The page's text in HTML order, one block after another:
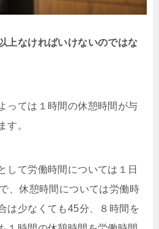
上なければいけないのではな
っては１時間の休憩時間が与
す。
して労働時間については１⽇
、休憩時間については労働時
は少なくても45分、８時間を